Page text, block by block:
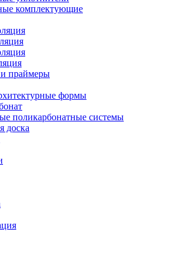
комплектующие
праймеры
формы
поликарбонатные системы
доска